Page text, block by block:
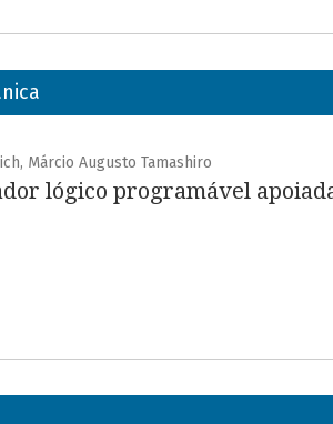
Márcio Augusto Tamashiro
lógico programável